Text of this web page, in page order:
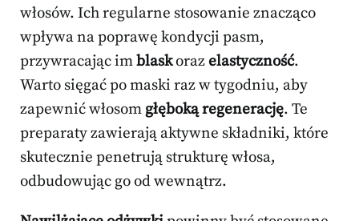
włosów. Ich regularne stosowanie znacząco
wpływa na poprawę kondycji pasm,
przywracając imblaskorazelastyczność.
Warto sięgać po maski raz w tygodniu, aby
zapewnić włosom głęboką regenerację. Te
preparaty zawierają aktywne składniki, które
skutecznie penetrują strukturę włosa,
odbudowując go od wewnątrz.